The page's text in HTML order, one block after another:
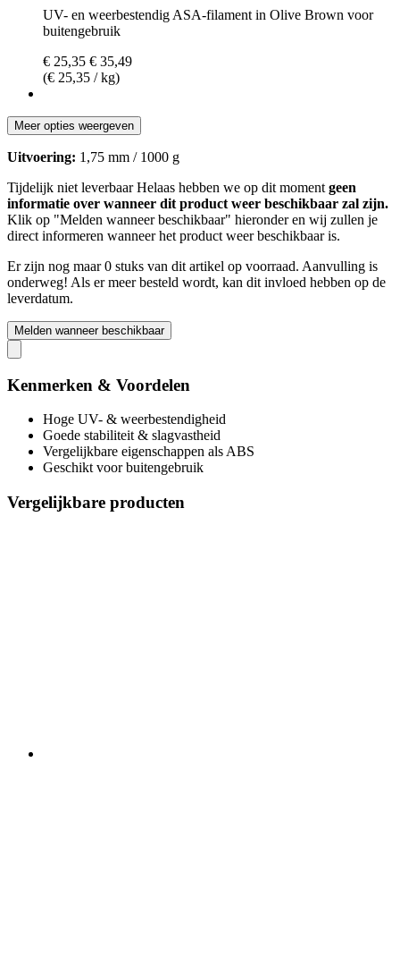
UV- en weerbestendig ASA-filament in Olive Brown voor
buitengebruik
€ 25,35 € 35,49
(€ 25,35 / kg)
Meer opties weergeven
Uitvoering: 1,75 mm / 1000 g
Tijdelijk niet leverbaarHelaas hebben we op dit moment geen
informatie over wanneer dit product weer beschikbaar zal zijn.
Klik op "Melden wanneer beschikbaar" hieronder en wij zullen je
direct informeren wanneer het product weer beschikbaar is.
Er zijn nog maar 0 stuks van dit artikel op voorraad. Aanvulling is
onderweg! Als er meer besteld wordt, kan dit invloed hebben op de
leverdatum.
Melden wanneer beschikbaar
Kenmerken & Voordelen
Hoge UV- & weerbestendigheid
Goede stabiliteit & slagvastheid
Vergelijkbare eigenschappen als ABS
Geschikt voor buitengebruik
Vergelijkbare producten